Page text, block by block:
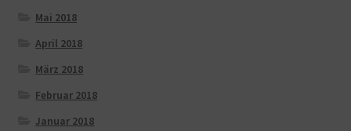
Mai 2018
April 2018
März 2018
Februar 2018
Januar 2018